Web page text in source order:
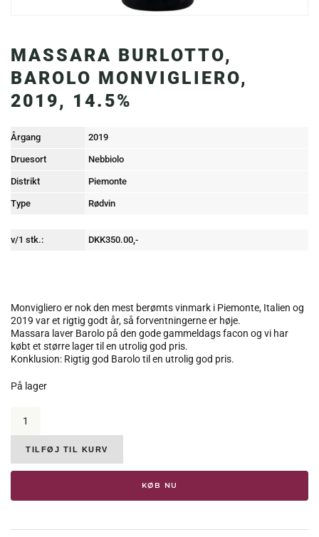
MASSARA BURLOTTO,
BAROLO MONVIGLIERO,
2019, 14.5%
Årgang 2019
Druesort Nebbiolo
Distrikt Piemonte
Type Rødvin
v/1 stk.: DKK350.00,-
Monvigliero er nok den mest berømts vinmark i Piemonte, Italien og
2019 var et rigtig godt år, så forventningerne er høje.
Massara laver Barolo på den gode gammeldags facon og vi har
købt et større lager til en utrolig god pris.
Konklusion: Rigtig god Barolo til en utrolig god pris.
På lager
Burlotto,
Barolo
Monvigliero,
2019,
14.5%
TILFØJ TIL KURV
KØB NU